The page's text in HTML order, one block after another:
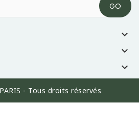



- Tous droits réservés